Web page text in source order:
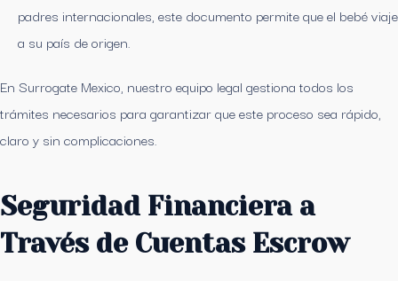
padres internacionales, este documento permite que el bebé viaje
a su país de origen.
En Surrogate Mexico, nuestro equipo legal gestiona todos los
trámites necesarios para garantizar que este proceso sea rápido,
claro y sin complicaciones.
Seguridad Financiera a
Través de Cuentas Escrow